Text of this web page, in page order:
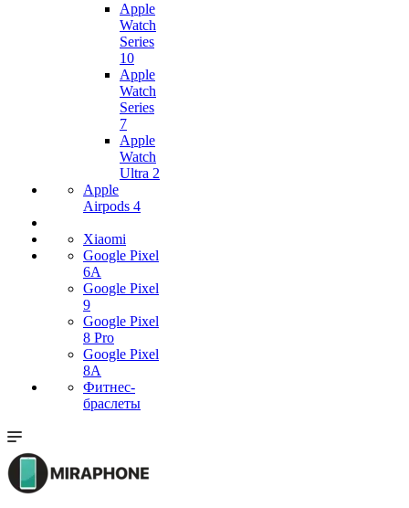
Apple
Watch
Series
10
Apple
Watch
Series
7
Apple
Watch
Ultra 2
Apple
Airpods 4
Xiaomi
Google Pixel
6A
Google Pixel
9
Google Pixel
8 Pro
Google Pixel
8A
Фитнес-
браслеты